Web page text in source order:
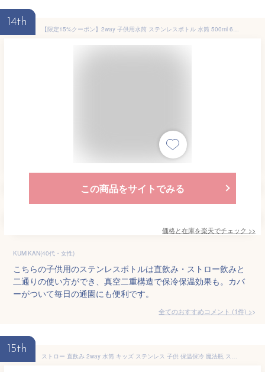
14th
【限定15%クーポン】2way 子供用水筒 ステンレスボトル 水筒 500ml 600ml 保冷 保温 魔法瓶 真空二重 ワンタッチ 直飲み コップ カバー付き ストロー付き 肩掛け 水筒 子供 こども 子ども キッズ 子供用 幼児 小学生 幼稚園 小学校 通学 入学 入園準備
この商品をサイトでみる
価格と在庫を楽天でチェック >>
KUMIKAN(40代・女性)
こちらの子供用のステンレスボトルは直飲み・ストロー飲みと
二通りの使い方ができ、真空二重構造で保冷保温効果も。カバ
ーがついて毎日の通園にも便利です。
全てのおすすめコメント (1件) >
15th
ストロー 直飲み 2way 水筒 キッズ ステンレス 子供 保温保冷 魔法瓶 ストローマグ 持ち手付き 360ml 子供用水筒 ワンタッチ 肩紐 可愛い 大容量 軽量 通学 入園